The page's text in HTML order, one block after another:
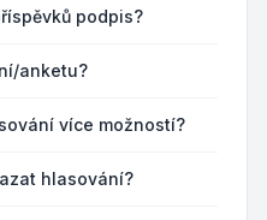
podpis?
anketu?
více možností?
hlasování?